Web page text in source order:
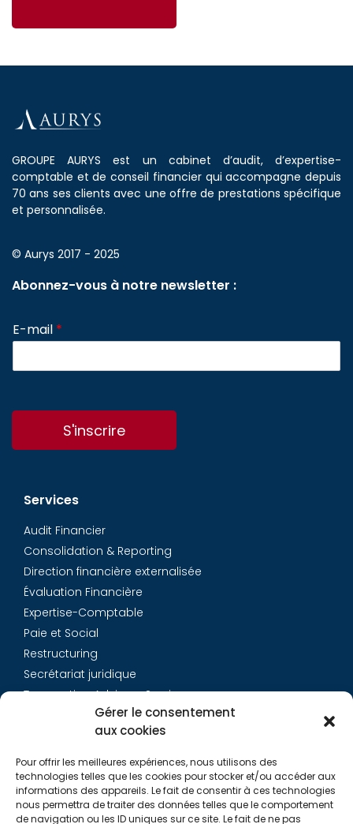
Gérer le consentement
aux cookies
Pour offrir les meilleures expériences, nous utilisons des
technologies telles que les cookies pour stocker et/ou accéder aux
informations des appareils. Le fait de consentir à ces technologies
nous permettra de traiter des données telles que le comportement
de navigation ou les ID uniques sur ce site. Le fait de ne pas
GROUPE AURYS est un cabinet d’audit, d’expertise-
comptable et de conseil financier qui accompagne depuis
70 ans ses clients avec une offre de prestations spécifique
et personnalisée.
© Aurys 2017 - 2025
Abonnez-vous à notre newsletter :
E-mail *
S'inscrire
Services
Audit Financier
Consolidation & Reporting
Direction financière externalisée
Évaluation Financière
Expertise-Comptable
Paie et Social
Restructuring
Secrétariat juridique
Transaction Advisory Services
Équipe
Carrières
Contact